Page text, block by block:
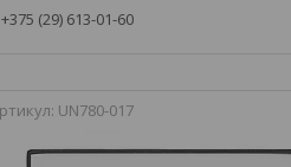
+375 (29) 613-01-60
UN780-017